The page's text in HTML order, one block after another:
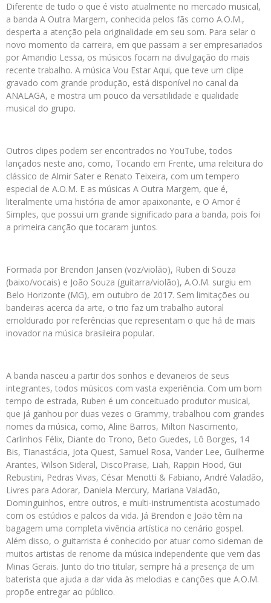
Diferente de tudo o que é visto atualmente no mercado musical,
a banda A Outra Margem, conhecida pelos fãs como A.O.M.,
desperta a atenção pela originalidade em seu som. Para selar o
novo momento da carreira, em que passam a ser empresariados
por Amandio Lessa, os músicos focam na divulgação do mais
recente trabalho. A música Vou Estar Aqui, que teve um clipe
gravado com grande produção, está disponível no canal da
ANALAGA, e mostra um pouco da versatilidade e qualidade
musical do grupo.
Outros clipes podem ser encontrados no YouTube, todos
lançados neste ano, como, Tocando em Frente, uma releitura do
clássico de Almir Sater e Renato Teixeira, com um tempero
especial de A.O.M. E as músicas A Outra Margem, que é,
literalmente uma história de amor apaixonante, e O Amor é
Simples, que possui um grande significado para a banda, pois foi
a primeira canção que tocaram juntos.
Formada por Brendon Jansen (voz/violão), Ruben di Souza
(baixo/vocais) e João Souza (guitarra/violão), A.O.M. surgiu em
Belo Horizonte (MG), em outubro de 2017. Sem limitações ou
bandeiras acerca da arte, o trio faz um trabalho autoral
emoldurado por referências que representam o que há de mais
inovador na música brasileira popular.
A banda nasceu a partir dos sonhos e devaneios de seus
integrantes, todos músicos com vasta experiência. Com um bom
tempo de estrada, Ruben é um conceituado produtor musical,
que já ganhou por duas vezes o Grammy, trabalhou com grandes
nomes da música, como, Aline Barros, Milton Nascimento,
Carlinhos Félix, Diante do Trono, Beto Guedes, Lô Borges, 14
Bis, Tianastácia, Jota Quest, Samuel Rosa, Vander Lee, Guilherme
Arantes, Wilson Sideral, DiscoPraise, Liah, Rappin Hood, Gui
Rebustini, Pedras Vivas, César Menotti & Fabiano, André Valadão,
Livres para Adorar, Daniela Mercury, Mariana Valadão,
Dominguinhos, entre outros, e multi-instrumentista acostumado
com os estúdios e palcos da vida. Já Brendon e João têm na
bagagem uma completa vivência artística no cenário gospel.
Além disso, o guitarrista é conhecido por atuar como sideman de
muitos artistas de renome da música independente que vem das
Minas Gerais. Junto do trio titular, sempre há a presença de um
baterista que ajuda a dar vida às melodias e canções que A.O.M.
propõe entregar ao público.